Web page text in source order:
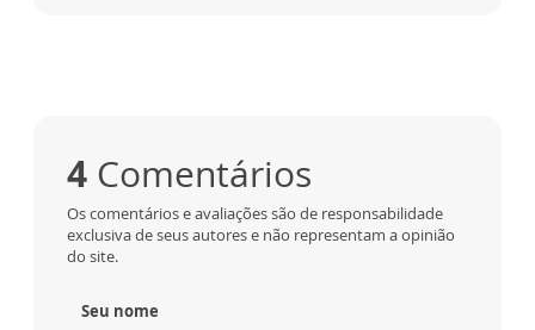
4 Comentários
Os comentários e avaliações são de responsabilidade
exclusiva de seus autores e não representam a opinião
do site.
Seu nome